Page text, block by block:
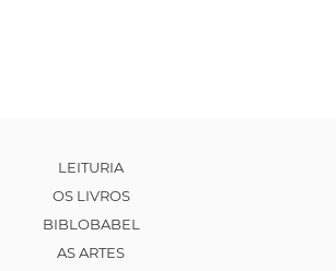
LEITURIA
OS LIVROS
BIBLOBABEL
AS ARTES